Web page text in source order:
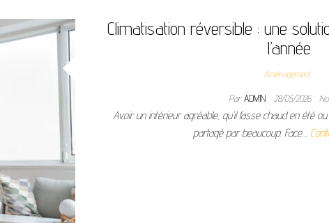
Climatisation réversible : une
l’année
Aménagement
ParADMIN 28/05/2026
Avoir un intérieur agréable, qu’il fasse chaud en été
partagé par beaucoup. Face…